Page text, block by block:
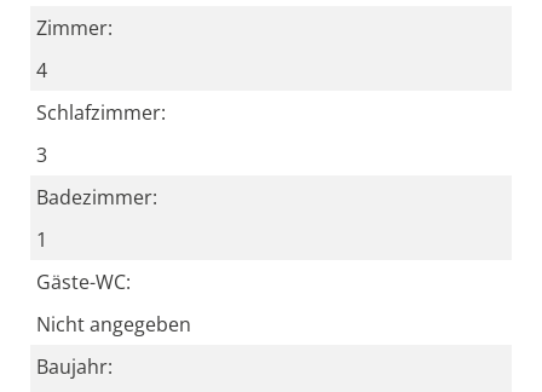
Zimmer:
4
Schlafzimmer:
3
Badezimmer:
1
Gäste-WC:
Nicht angegeben
Baujahr: